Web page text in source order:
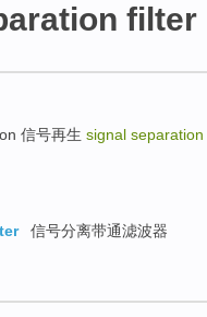
filter
信号再生 signal
信号分离带通滤波器